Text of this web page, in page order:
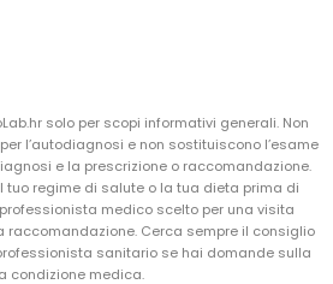
solo per scopi informativi generali. Non
l’autodiagnosi e non sostituiscono l’esame
e la prescrizione o raccomandazione.
tuo regime di salute o la tua dieta prima di
medico scelto per una visita
raccomandazione. Cerca sempre il consiglio
sanitario se hai domande sulla
condizione medica.